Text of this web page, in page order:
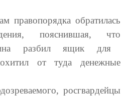
правопорядка обратилась
пояснившая, что
разбил ящик для
от туда денежные
росгвардейцы